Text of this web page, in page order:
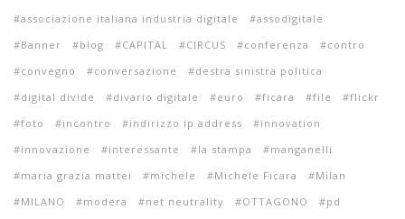
associazione italiana industria digitale
assodigitale
Banner
blog CAPITAL CIRCUS conferenza
contro
convegno
conversazione
destra sinistra politica
digital divide
divario digitale euro ficara file
flickr
foto
incontro indirizzo ip address
innovation
innovazione
interessante la stampa
manganelli
maria grazia mattei
michele Michele Ficara
Milan
MILANO
modera net neutrality OTTAGONO
pd